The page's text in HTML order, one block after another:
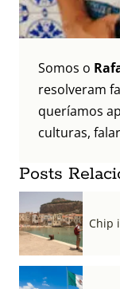
Somos o
resolveram
queríamos
culturas,
Posts
Chip